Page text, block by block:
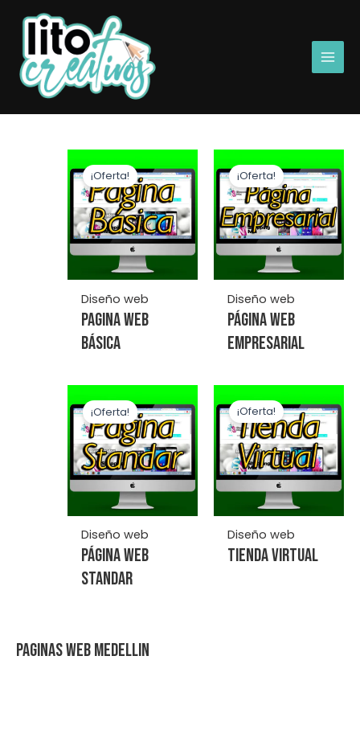
contenido
¡Oferta!
Diseño web
Pagina Web
Básica
¡Oferta!
Diseño web
Página Web
Empresarial
¡Oferta!
Diseño web
Página Web
Standar
¡Oferta!
Diseño web
Tienda Virtual
PAGINAS WEB MEDELLIN